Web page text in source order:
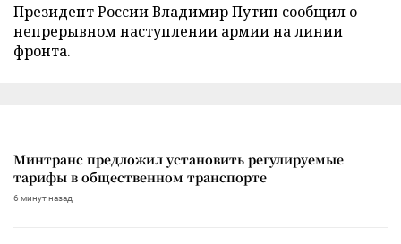
Президент России Владимир Путин сообщил о
непрерывном наступлении армии на линии
фронта.
Минтранс предложил установить регулируемые
тарифы в общественном транспорте
6 минут назад